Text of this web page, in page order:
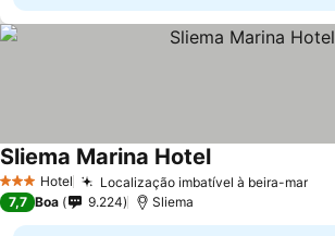
3 EstrelasHotel Localização imbatível à beira-mar
Sliema Marina HotelVer preços
7,7 Boa 9.224 Sliema